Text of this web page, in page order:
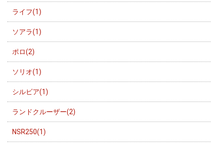
ライフ(1)
ソアラ(1)
ポロ(2)
ソリオ(1)
シルビア(1)
ランドクルーザー(2)
NSR250(1)